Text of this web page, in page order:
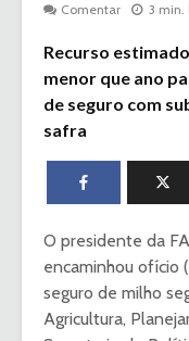
Comentar
3 min.
Recurso
menor que ano
de seguro com
safra
O presidente da
encaminhou ofício
seguro de milho
Agricultura,